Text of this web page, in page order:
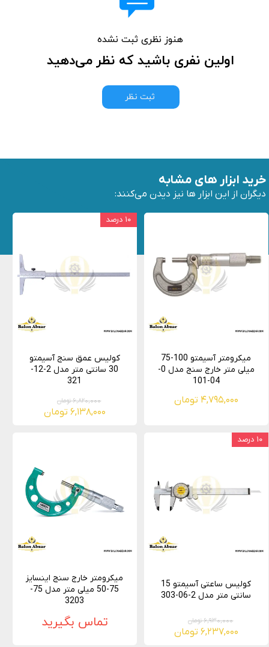
هنوز نظری ثبت نشده
اولین نفری باشید که نظر می‌دهید
ثبت نظر
میکرومتر آسیمتو 100-75
میلی متر خارج سنج مدل 0-
04-101
۴,۷۹۵,۰۰۰ تومان
کولیس عمق سنج آسیمتو
30 سانتی متر مدل 2-12-
321
۶,۸۲۰,۰۰۰ تومان
۶,۱۳۸,۰۰۰ تومان
۱۰ درصد
کولیس ساعتی آسیمتو 15
سانتی متر مدل 2-06-303
۶,۹۳۰,۰۰۰ تومان
۶,۲۳۷,۰۰۰ تومان
۱۰ درصد
میکرومتر خارج سنج اینسایز
75-50 میلی متر مدل 75-
3203
تماس بگیرید
خرید ابزار های مشابه
دیگران از این ابزار ها نیز دیدن می‌کنند: